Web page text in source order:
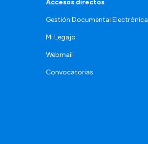
Accesos directos
Gestión Documental Electrónica
Mi Legajo
Webmail
Convocatorias